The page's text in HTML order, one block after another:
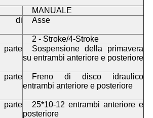
MANUALE
di
Asse
2 - Stroke/4-Stroke
parte
Sospensione della primavera
su entrambi anteriore e posteriore
Freno di disco idraulico
entrambi anteriore e posteriore
25*10-12 entrambi anteriore e
posteriore